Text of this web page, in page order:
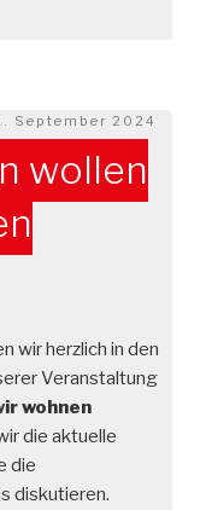
September 2024
wollen
wir herzlich in den
Veranstaltung
wohnen
die aktuelle
die
diskutieren.